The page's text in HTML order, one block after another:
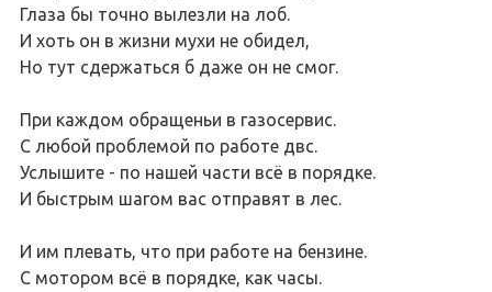
Глаза бы точно вылезли на лоб.
И хоть он в жизни мухи не обидел,
Но тут сдержаться б даже он не смог.
При каждом обращеньи в газосервис.
С любой проблемой по работе двс.
Услышите - по нашей части всё в порядке.
И быстрым шагом вас отправят в лес.
И им плевать, что при работе на бензине.
С мотором всё в порядке, как часы.